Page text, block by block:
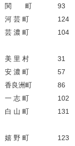
関 町
93
河 芸 町
124
芸 濃 町
104
美 里 村 31
安 濃 町
57
香良洲町
86
一 志 町
102
白 山 町
131
嬉 野 町 123